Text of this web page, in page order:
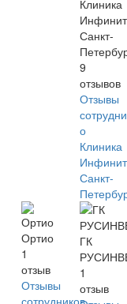
Клиника
Санкт-
9
отзывов
Отзывы
о
Клиника
Санкт-
Ортио
1
отзыв
Отзывы
сотрудников
ГК
1
отзыв